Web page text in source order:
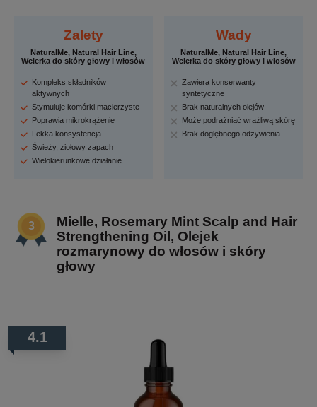
Zalety
NaturalMe, Natural Hair Line,
Wcierka do skóry głowy i włosów
Kompleks składników
aktywnych
Stymuluje komórki macierzyste
Poprawia mikrokrążenie
Lekka konsystencja
Świeży, ziołowy zapach
Wielokierunkowe działanie
Wady
NaturalMe, Natural Hair Line,
Wcierka do skóry głowy i włosów
Zawiera konserwanty
syntetyczne
Brak naturalnych olejów
Może podrażniać wrażliwą skórę
Brak dogłębnego odżywienia
Mielle, Rosemary Mint Scalp and Hair
Strengthening Oil, Olejek
rozmarynowy do włosów i skóry
głowy
4.1